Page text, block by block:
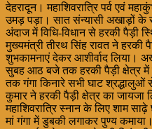
देहरादून। महाशिवरात्रि पर्व एवं
उमड़ पड़ा। सात संन्यासी अखाड़ों के
अंदाज में विधि-विधान से हरकी पैड़ी
मुख्यमंत्री तीरथ सिंह रावत ने हरकी
शुभकामनाएं देकर आशीर्वाद लिया।
सुबह आठ बजे तक हरकी पैड़ी क्षेत्र
तक गंगा किनारे सभी घाट
कुमार ने हरकी पैड़ी क्षेत्र का
महाशिवरात्रि स्नान के लिए शाम
मां गंगा में डुबकी लगाकर पुण्य कमाया।